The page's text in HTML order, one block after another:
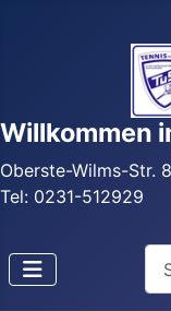
Willkommen
Oberste-Wilms-Str.
Tel: 0231-